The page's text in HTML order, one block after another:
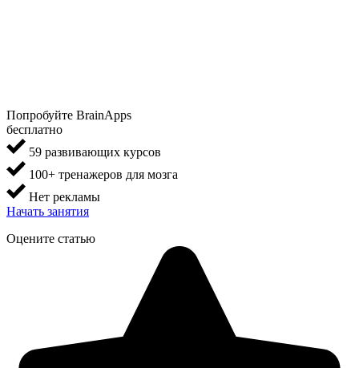
Попробуйте BrainApps
бесплатно
59 развивающих курсов
100+ тренажеров для мозга
Нет рекламы
Начать занятия
Оцените статью